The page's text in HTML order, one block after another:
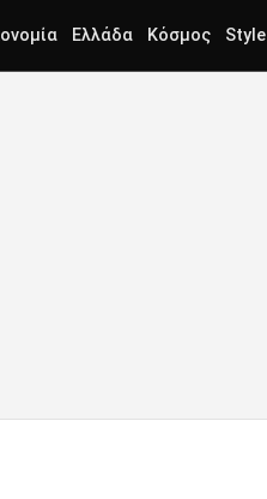
Ελλάδα Κόσμος Style